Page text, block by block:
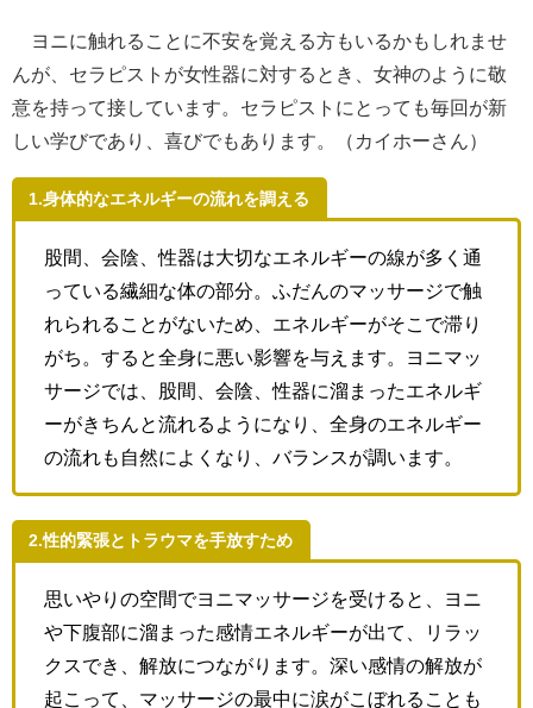
ヨニに触れることに不安を覚える方もいるかもしれませ
んが、セラピストが女性器に対するとき、女神のように敬
意を持って接しています。セラピストにとっても毎回が新
しい学びであり、喜びでもあります。（カイホーさん）
1.身体的なエネルギーの流れを調える
股間、会陰、性器は大切なエネルギーの線が多く通
っている繊細な体の部分。ふだんのマッサージで触
れられることがないため、エネルギーがそこで滞り
がち。すると全身に悪い影響を与えます。ヨニマッ
サージでは、股間、会陰、性器に溜まったエネルギ
ーがきちんと流れるようになり、全身のエネルギー
の流れも自然によくなり、バランスが調います。
2.性的緊張とトラウマを手放すため
思いやりの空間でヨニマッサージを受けると、ヨニ
や下腹部に溜まった感情エネルギーが出て、リラッ
クスでき、解放につながります。深い感情の解放が
起こって、マッサージの最中に涙がこぼれることも